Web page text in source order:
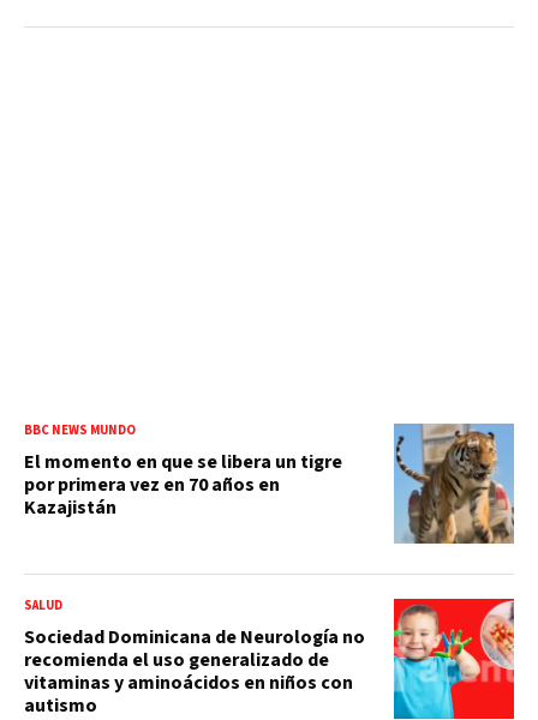
BBC NEWS MUNDO
El momento en que se libera un tigre
por primera vez en 70 años en
Kazajistán
SALUD
Sociedad Dominicana de Neurología no
recomienda el uso generalizado de
vitaminas y aminoácidos en niños con
autismo